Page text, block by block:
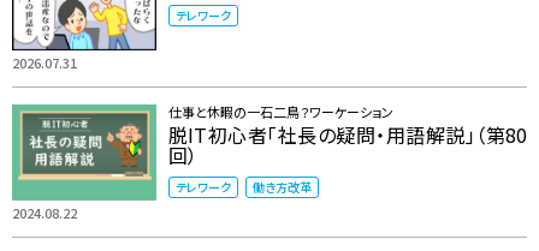
2026.07.31
テレワーク
2024.08.22
仕事と休暇の一石二鳥？ワーケーション
脱IT初心者「社長の疑問・用語解説」（第80
回）
テレワーク 働き方改革